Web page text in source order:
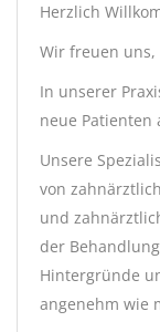
Herzlich
Wir freuen uns,
In unserer
neue Patienten
Unsere
von
und
der
Hintergründe
angenehm wie